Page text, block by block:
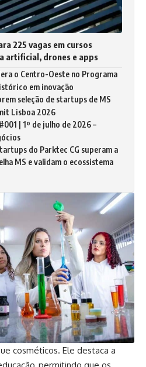
225 vagas em cursos
artificial, drones e apps
o Centro-Oeste no Programa
em inovação
seleção de startups de MS
Lisboa 2026
| 1º de julho de 2026 –
do Parktec CG superam a
MS e validam o ecossistema
cosméticos. Ele destaca a